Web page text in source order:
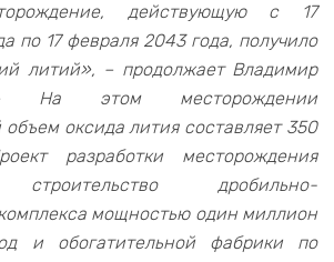
действующую с 17
по 17 февраля 2043 года, получило
литий», – продолжает Владимир
На этом месторождении
оксида лития составляет 350
разработки месторождения
строительство дробильно-
мощностью один миллион
и обогатительной фабрики по